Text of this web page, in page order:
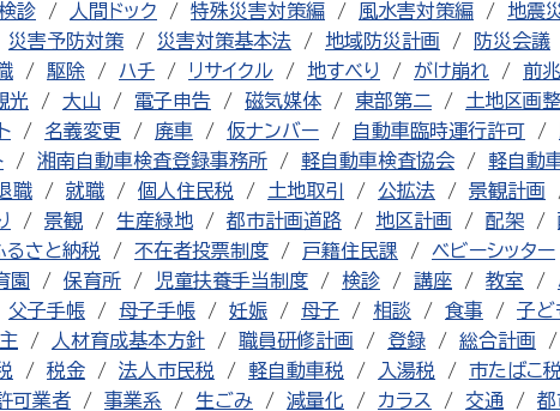
診 人間ドック 特殊災害対策編 風水害対策編 地震
災害予防対策 災害対策基本法 地域防災計画 防災会議
駆除 ハチ リサイクル 地すべり がけ崩れ 前
光 大山 電子申告 磁気媒体 東部第二 土地区画
名義変更 廃車 仮ナンバー 自動車臨時運行許可
湘南自動車検査登録事務所 軽自動車検査協会 軽自動
職 就職 個人住民税 土地取引 公拡法 景観計画
景観 生産緑地 都市計画道路 地区計画 配架
るさと納税 不在者投票制度 戸籍住民課 ベビーシッター
園 保育所 児童扶養手当制度 検診 講座 教室
父子手帳 母子手帳 妊娠 母子 相談 食事 子ど
人材育成基本方針 職員研修計画 登録 総合計画
税金 法人市民税 軽自動車税 入湯税 市たばこ税
可業者 事業系 生ごみ 減量化 カラス 交通 都